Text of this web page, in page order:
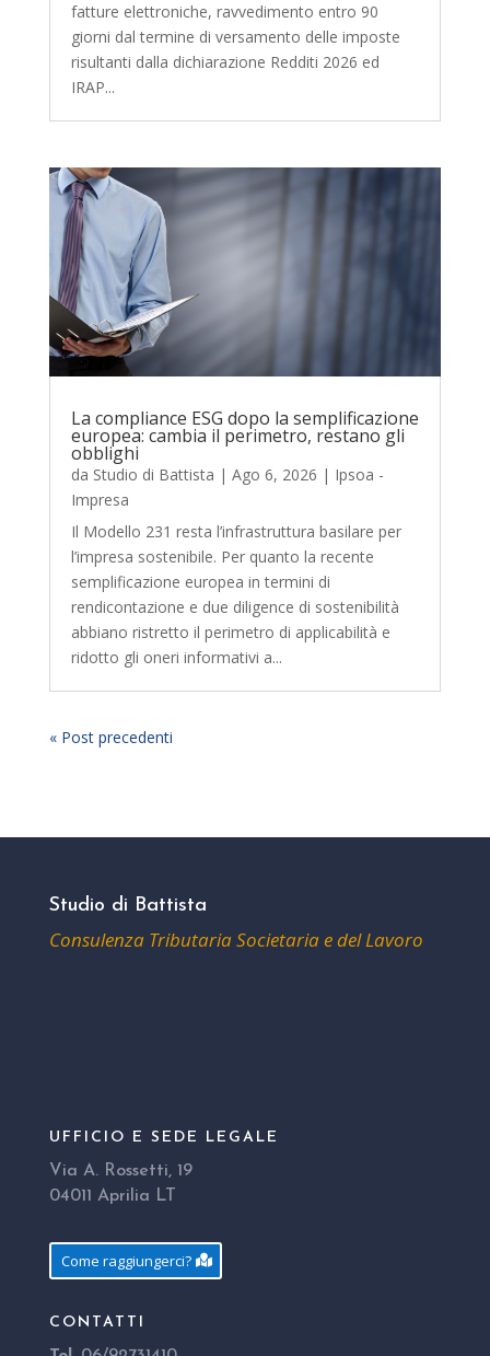
fatture elettroniche, ravvedimento entro 90
giorni dal termine di versamento delle imposte
risultanti dalla dichiarazione Redditi 2026 ed
IRAP...
La compliance ESG dopo la semplificazione
europea: cambia il perimetro, restano gli
obblighi
da Studio di Battista | Ago 6, 2026 | Ipsoa -
Impresa
Il Modello 231 resta l’infrastruttura basilare per
l’impresa sostenibile. Per quanto la recente
semplificazione europea in termini di
rendicontazione e due diligence di sostenibilità
abbiano ristretto il perimetro di applicabilità e
ridotto gli oneri informativi a...
« Post precedenti
Studio di Battista
Consulenza Tributaria Societaria e del Lavoro
UFFICIO E SEDE LEGALE
Via A. Rossetti, 19
04011 Aprilia LT
Come raggiungerci?
CONTATTI